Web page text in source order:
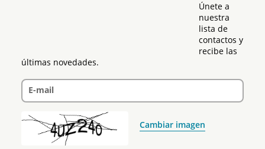
Únete a
nuestra
lista de
contactos y
recibe las
últimas novedades.
E-mail
Cambiar imagen